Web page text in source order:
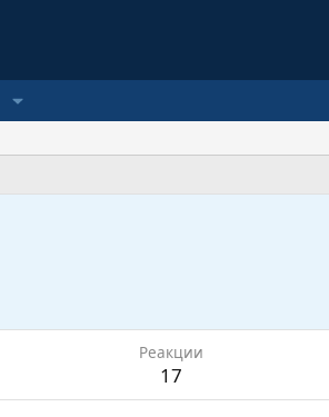
Реакции
17